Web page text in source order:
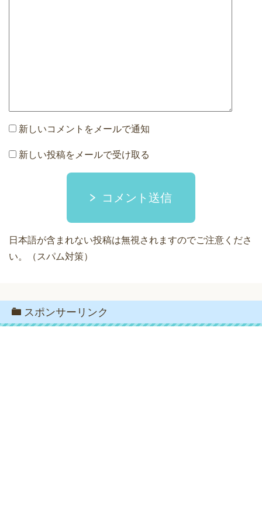
新しいコメントをメールで通知
新しい投稿をメールで受け取る
コメント送信
日本語が含まれない投稿は無視されますのでご注意くださ
い。（スパム対策）
スポンサーリンク